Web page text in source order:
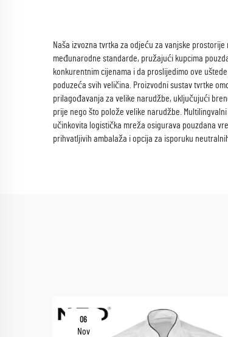
Naša izvozna tvrtka za odjeću za vanjske
međunarodne standarde, pružajući kupcima
konkurentnim cijenama i da proslijedimo ove
poduzeća svih veličina. Proizvodni sustav tvrtke
prilagođavanja za velike narudžbe, uključujući
prije nego što polože velike narudžbe.
učinkovita logistička mreža osigurava pouzdana
prihvatljivih ambalaža i opcija za isporuku
06
Nov